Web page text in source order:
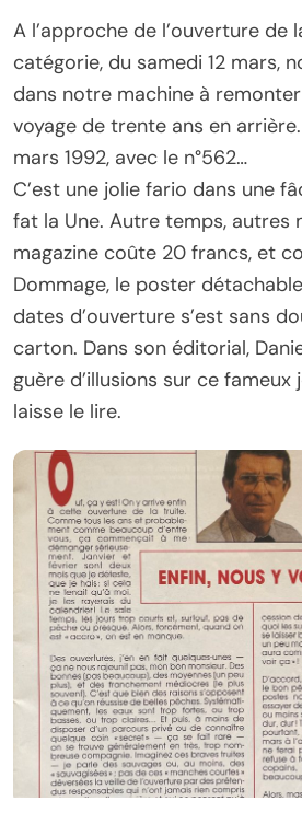
A l’approche de l’ouverture de
catégorie, du samedi 12 mars,
dans notre machine à
voyage de trente ans en
mars 1992, avec le n°562…
C’est une jolie fario dans une
fat la Une. Autre temps, autres
magazine coûte 20 francs, et
Dommage, le poster
dates d’ouverture s’est sans
carton. Dans son éditorial,
guère d’illusions sur ce fameux
laisse le lire.